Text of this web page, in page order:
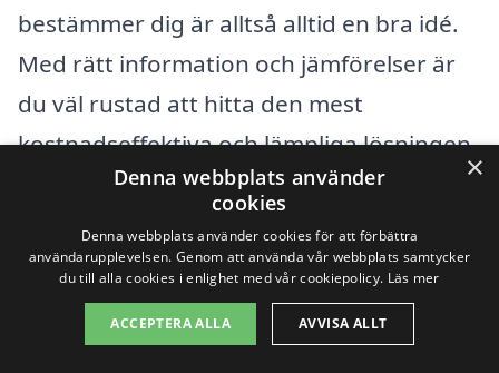
bestämmer dig är alltså alltid en bra idé.
Med rätt information och jämförelser är
du väl rustad att hitta den mest
kostnadseffektiva och lämpliga lösningen
för magasinering i Hemse.
Få 3 erbjudanden, gratis och utan
förpliktelser
×
Denna webbplats använder
cookies
Denna webbplats använder cookies för att förbättra
användarupplevelsen. Genom att använda vår webbplats samtycker
du till alla cookies i enlighet med vår cookiepolicy. Läs mer
ACCEPTERA ALLA AVVISA ALLT